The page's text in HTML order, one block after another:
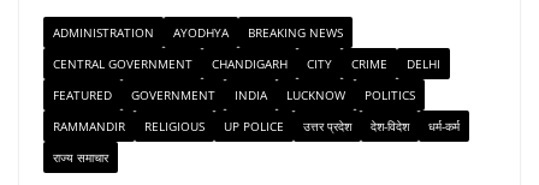
ADMINISTRATION AYODHYA
BREAKING NEWS
CENTRAL GOVERNMENT
CHANDIGARH CITY CRIME
DELHI
FEATURED
GOVERNMENT INDIA LUCKNOW
POLITICS
RAMMANDIR
RELIGIOUS UP POLICE उत्तर प्रदेश देश-विदेश
धर्म-कर्म
राज्य समाचार